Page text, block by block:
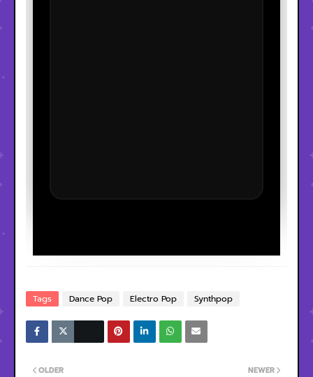
Tags Dance Pop Electro Pop Synthpop
NEWER
OLDER